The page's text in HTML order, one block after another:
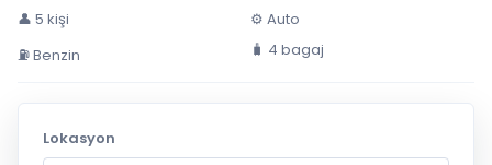
👤 5 kişi
⚙ Auto
⛽ Benzin
🧳 4 bagaj
Lokasyon